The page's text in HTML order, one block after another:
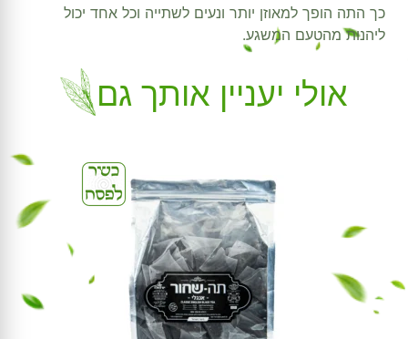
כך התה הופך למאוזן יותר ונעים לשתייה וכל אחד יכול
ליהנות מהטעם המשגע.
אולי יעניין אותך גם